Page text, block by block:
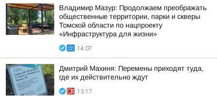
Владимир Мазур: Продолжаем преображать
общественные территории, парки и скверы
Томской области по нацпроекту
«Инфраструктура для жизни»
14:07
Дмитрий Махиня: Перемены приходят туда,
где их действительно ждут
13:17